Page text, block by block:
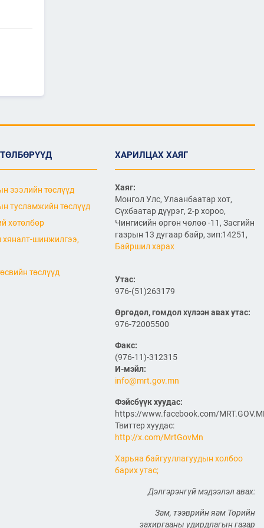
2026/06/29
харилцааны хэлэлцээрийг
2026/06/29
ТӨРИЙН ЖИНХЭНЭ АЛБАН
ХААГЧИЙГ ШИЛЖҮҮЛЭН
БОЛОН СЭЛГЭН
АЖИЛЛУУЛАХ ТУХАЙ ЗАР
САЙД Б.ДЭЛГЭРСАЙХАН
АВТОЗАМЫН АЮУЛГҮЙ
БАЙДАЛ, ТҮЛШНИЙ НӨӨЦ
БАЙГУУЛАЛТЫН АЖЛЫГ
ТАСАЛДУУЛАХГҮЙ БАЙХ ҮҮРЭГ ӨГӨВ
“Монгол Улсын тээврийн
холболт болон логистикийг
сайжруулах төсөл”-ийн
хүрээнд хэрэгжиж буй
А0301: Улаанбаатар–
Арвайхээр чиглэлийн 105 км авто
замын засварын ажлын Байгаль
орчин, нийгмийн менежментийн
төлөвлөгөө батлагдлаа
“Монгол Улсын тээврийн
холболт болон логистикийг
сайжруулах төсөл”-ийн
хүрээнд хэрэгжүүлж буй
Баянхонгор чиглэлийн 35.82 км авто
замын засварын ажлын “Байгаль
зээлийн төслүүд
тусламжийн төслүүд
хөтөлбөр
хяналт-шинжилгээ,
төслүүд
ХАРИЛЦАХ ХАЯГ
Хаяг:
Монгол Улс, Улаанбаатар хот,
Сүхбаатар дүүрэг, 2-р хороо,
Чингисийн өргөн чөлөө -11, Засгийн
газрын 13 дугаар байр, зип:14251,
Байршил харах
Утас:
976-(51)263179
Өргөдөл, гомдол хүлээн авах утас:
976-72005500
Факс:
(976-11)-312315
И-мэйл:
info@mrt.gov.mn
Фэйсбүүк хуудас:
https://www.facebook.com/
Твиттер хуудас:
http://x.com/MrtGovMn
Харьяа байгууллагуудын холбоо
барих утас;
Дэлгэрэнгүй мэдээлэл авах:
Зам, тээврийн яам Төрийн
захиргааны удирдлагын газар